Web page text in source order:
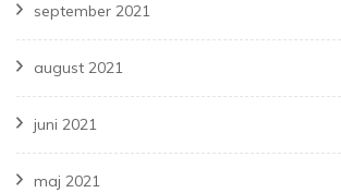
september 2021
august 2021
juni 2021
maj 2021